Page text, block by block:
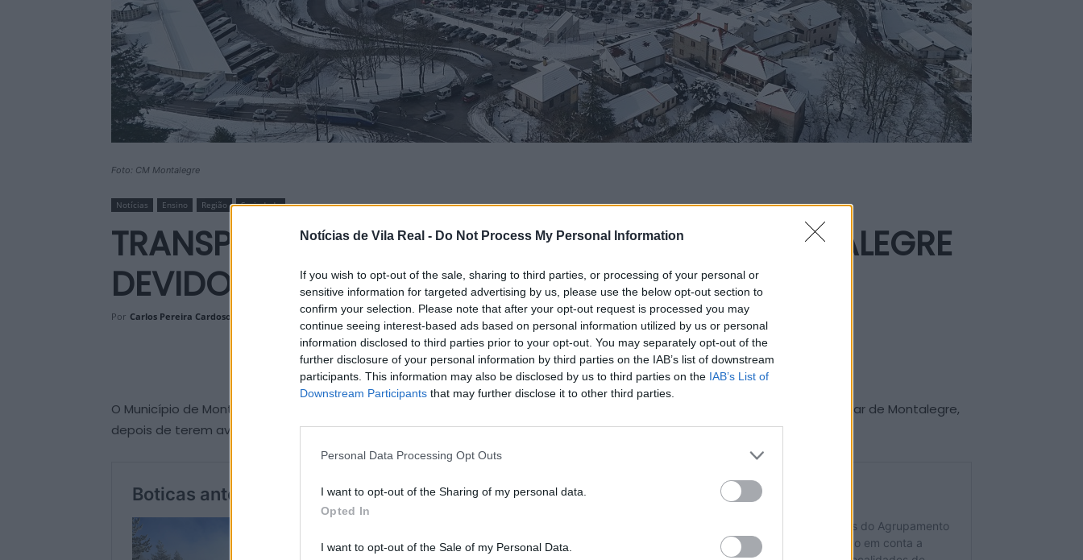
Notícias de Vila Real - Do Not Process My Personal Information
If you wish to opt-out of the sale, sharing to third parties, or processing of your personal or
sensitive information for targeted advertising by us, please use the below opt-out section to
confirm your selection. Please note that after your opt-out request is processed you may
continue seeing interest-based ads based on personal information utilized by us or personal
information disclosed to third parties prior to your opt-out. You may separately opt-out of the
further disclosure of your personal information by third parties on the IAB’s list of downstream
participants. This information may also be disclosed by us to third parties on the IAB’s List of
Downstream Participants that may further disclose it to other third parties.
Personal Data Processing Opt Outs
I want to opt-out of the Sharing of my personal data.
Opted In
I want to opt-out of the Sale of my Personal Data.
Foto: CM Montalegre
Notícias Ensino Região Sociedade
TRANSPORTE ESCOLAR ANTECIPADO EM MONTALEGRE
DEVIDO AO ESTADO DO TEMPO
Por Carlos Pereira Cardoso 27 de Janeiro, 2026
O Município de Montalegre decidiu antecipar o transporte escolar dos alunos da Escola Dr. Bento da Cruz e do Centro Escolar de Montalegre,
depois de terem avaliado as condições meteorológicas e o seu possível agravamento.